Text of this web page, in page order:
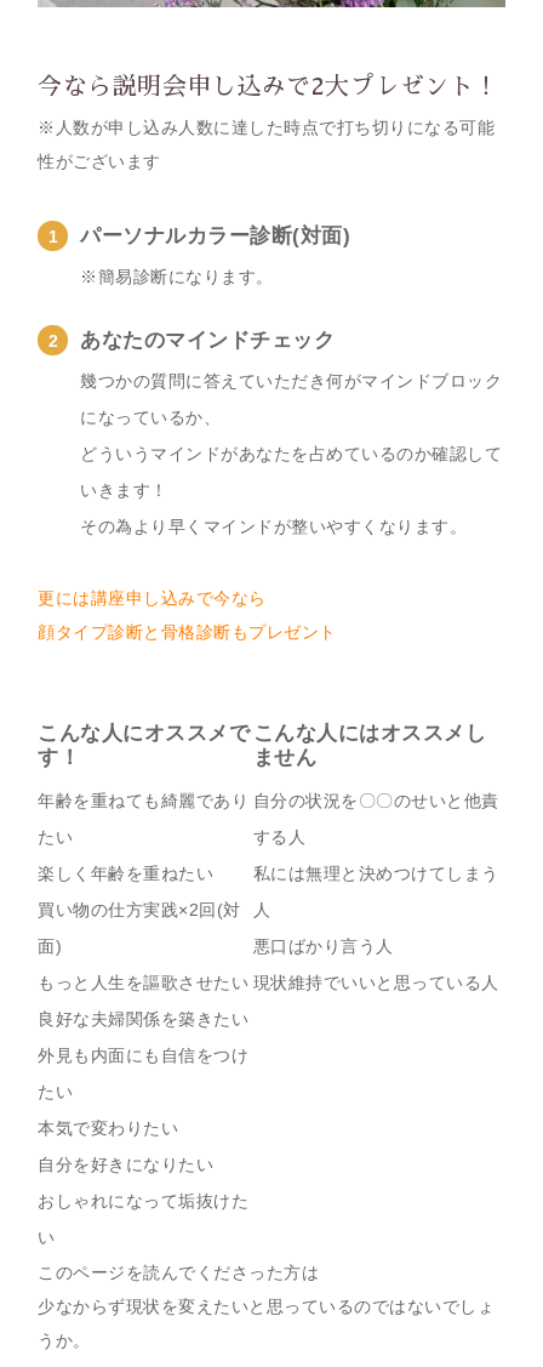
今なら説明会申し込みで2大プレゼント！
※人数が申し込み人数に達した時点で打ち切りになる可能
性がございます
パーソナルカラー診断(対面)
※簡易診断になります。
あなたのマインドチェック
幾つかの質問に答えていただき何がマインドブロック
になっているか、
どういうマインドがあなたを占めているのか確認して
いきます！
その為より早くマインドが整いやすくなります。
更には講座申し込みで今なら
顔タイプ診断と骨格診断もプレゼント
こんな人にオススメで
す！
年齢を重ねても綺麗であり
たい
楽しく年齢を重ねたい
買い物の仕方実践×2回(対
面)
もっと人生を謳歌させたい
良好な夫婦関係を築きたい
外見も内面にも自信をつけ
たい
本気で変わりたい
自分を好きになりたい
おしゃれになって垢抜けた
い
こんな人にはオススメし
ません
自分の状況を〇〇のせいと他責
する人
私には無理と決めつけてしまう
人
悪口ばかり言う人
現状維持でいいと思っている人
このページを読んでくださった方は
少なからず現状を変えたいと思っているのではないでしょ
うか。